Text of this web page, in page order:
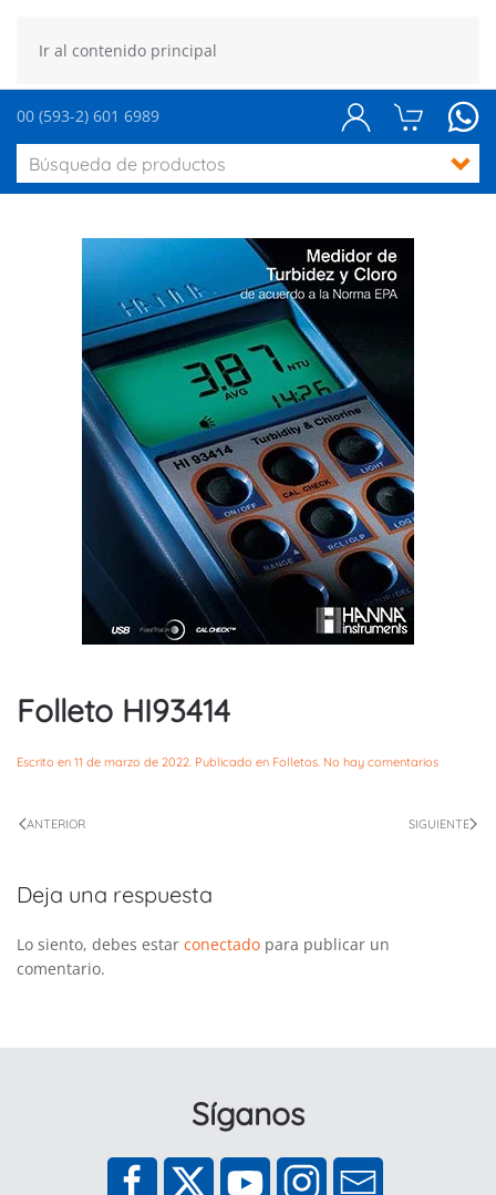
Ir al contenido principal
00 (593-2) 601 6989
Folleto HI93414
Escrito en 11 de marzo de 2022 . Publicado en Folletos No hay comentariosen
ANTERIOR
SIGUIENTE
Deja una respuesta
Lo siento, debes estar conectado para publicar un
comentario.
Síganos